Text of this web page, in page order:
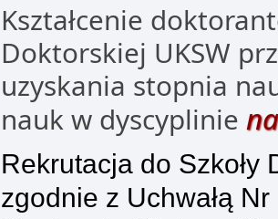
Kształcenie
Doktorskiej UKSW
uzyskania stopnia
nauk w dyscyplinie
Rekrutacja do Szkoły
zgodnie z Uchwałą